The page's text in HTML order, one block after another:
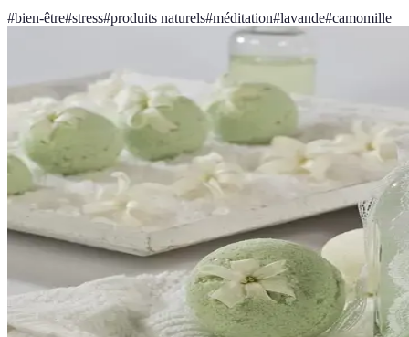
#bien-être#stress#produits naturels#méditation#lavande#camomille